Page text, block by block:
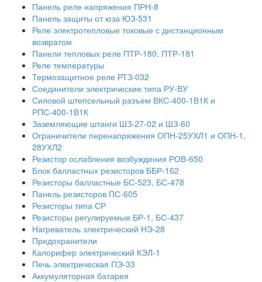
Панель реле напряжения ПРН-8
Панель защиты от юза ЮЗ-531
Реле электротепловые токовые с дистанционным
возвратом
Панели тепловых реле ПТР-180, ПТР-181
Реле температуры
Термозащитное реле РТЗ-032
Соединители электрические типа РУ-ВУ
Силовой штепсельный разъем ВКС-400-1В1К и
РПС-400-1В1К
Заземляющие штанги ШЗ-27-02 и ШЗ-60
Ограничители перенапряжения ОПН-25УХЛ1 и ОПН-1,
28УХЛ2
Резистор ослабления возбуждения РОВ-650
Блок балластных резисторов ББР-162
Резисторы балластные БС-523, БС-478
Панель резисторов ПС-605
Резисторы типа СР
Резисторы регулируемые БР-1, БС-437
Нагреватель электрический НЭ-28
Предохранители
Калорифер электрический КЭЛ-1
Печь электрическая ПЭ-33
Аккумуляторная батарея